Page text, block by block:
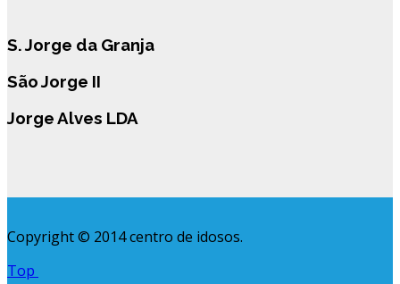
S. Jorge da Granja
São Jorge II
Jorge Alves LDA
Copyright © 2014 centro de idosos.
Top